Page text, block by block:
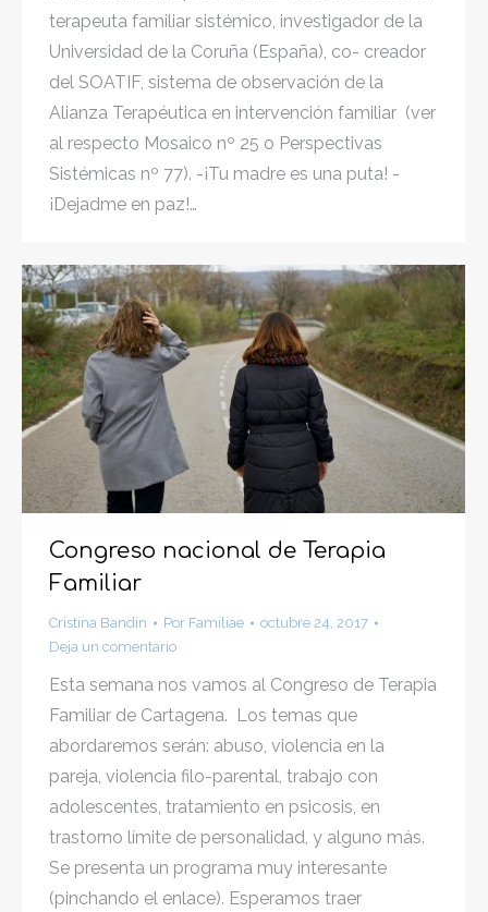
terapeuta familiar sistémico, investigador de la
Universidad de la Coruña (España), co- creador
del SOATIF, sistema de observación de la
Alianza Terapéutica en intervención familiar (ver
al respecto Mosaico nº 25 o Perspectivas
Sistémicas nº 77). -¡Tu madre es una puta! -
¡Dejadme en paz!…
Congreso nacional de Terapia
Familiar
Cristina Bandín Por Familiae
octubre 24, 2017
Deja un comentario
Esta semana nos vamos al Congreso de Terapia
Familiar de Cartagena. Los temas que
abordaremos serán: abuso, violencia en la
pareja, violencia filo-parental, trabajo con
adolescentes, tratamiento en psicosis, en
trastorno límite de personalidad, y alguno más.
Se presenta un programa muy interesante
(pinchando el enlace). Esperamos traer